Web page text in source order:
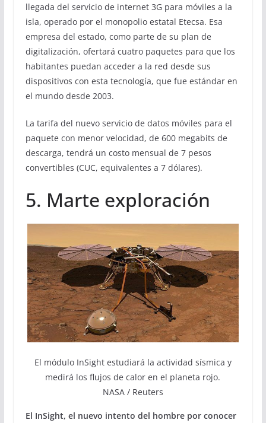
llegada del servicio de internet 3G para móviles a la
isla, operado por el monopolio estatal Etecsa. Esa
empresa del estado, como parte de su plan de
digitalización, ofertará cuatro paquetes para que los
habitantes puedan acceder a la red desde sus
dispositivos con esta tecnología, que fue estándar en
el mundo desde 2003.
La tarifa del nuevo servicio de datos móviles para el
paquete con menor velocidad, de 600 megabits de
descarga, tendrá un costo mensual de 7 pesos
convertibles (CUC, equivalentes a 7 dólares).
5. Marte exploración
El módulo InSight estudiará la actividad sísmica y
medirá los flujos de calor en el planeta rojo.
NASA / Reuters
El InSight, el nuevo intento del hombre por conocer